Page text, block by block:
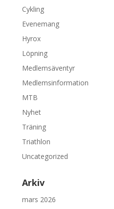
Cykling
Evenemang
Hyrox
Löpning
Medlemsäventyr
Medlemsinformation
MTB
Nyhet
Träning
Triathlon
Uncategorized
Arkiv
mars 2026